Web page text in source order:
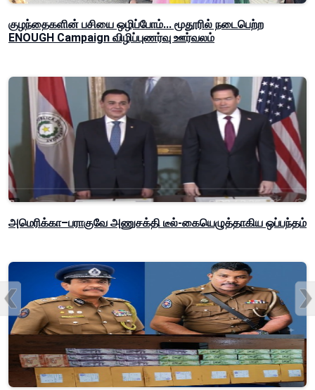
குழந்தைகளின் பசியை ஒழிப்போம்... மூதூரில் நடைபெற்ற
ENOUGH Campaign விழிப்புணர்வு ஊர்வலம்
அமெரிக்கா–பராகுவே அணுசக்தி டீல்-கையெழுத்தாகிய ஒப்பந்தம்